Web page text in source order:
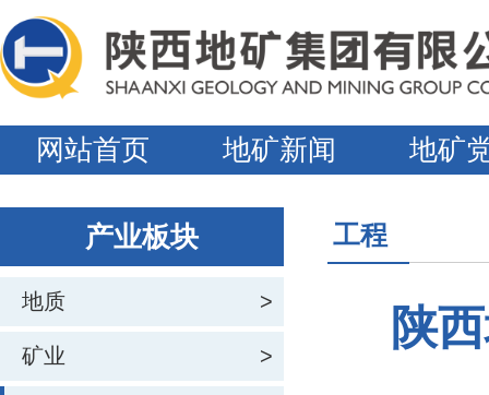
网站首页 地矿新闻 地矿
产业板块
地质 >
矿业 >
工程
陕